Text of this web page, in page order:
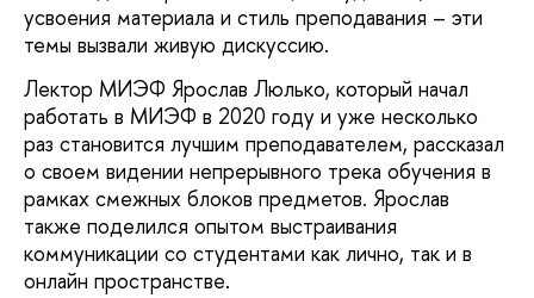
усвоения материала и стиль преподавания – эти
темы вызвали живую дискуссию.
Лектор МИЭФ Ярослав Люлько, который начал
работать в МИЭФ в 2020 году и уже несколько
раз становится лучшим преподавателем, рассказал
о своем видении непрерывного трека обучения в
рамках смежных блоков предметов. Ярослав
также поделился опытом выстраивания
коммуникации со студентами как лично, так и в
онлайн пространстве.